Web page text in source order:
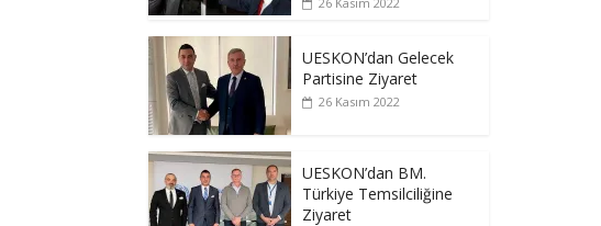
UESKON’dan Gelecek
Partisine Ziyaret
26 Kasım 2022
UESKON’dan BM.
Türkiye Temsilciliğine
Ziyaret